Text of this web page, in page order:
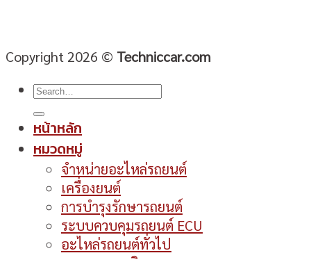
Copyright 2026 © Techniccar.com
หน้าหลัก
หมวดหมู่
จำหน่ายอะไหล่รถยนต์
เครื่องยนต์
การบำรุงรักษารถยนต์
ระบบควบคุมรถยนต์ ECU
อะไหล่รถยนต์ทั่วไป